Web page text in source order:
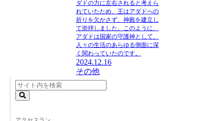
ダドの力に左右されると考えら
れていたため、王はアダドへの
祈りを欠かさず、神殿を建立し
て崇拝しました。このように、
アダドは国家の守護神として、
人々の生活のあらゆる側面に深
く関わっていたのです。
2024.12.16
その他